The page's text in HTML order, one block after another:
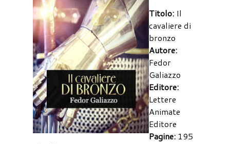
Titolo: Il
cavaliere di
bronzo
Autore:
Fedor
Galiazzo
Editore:
Lettere
Animate
Editore
Pagine: 195